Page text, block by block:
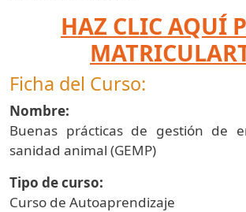
HAZ CLIC AQUÍ
Ficha del Curso:
Nombre:
Buenas prácticas de gestión de
sanidad animal (GEMP)
Tipo de curso:
Curso de Autoaprendizaje